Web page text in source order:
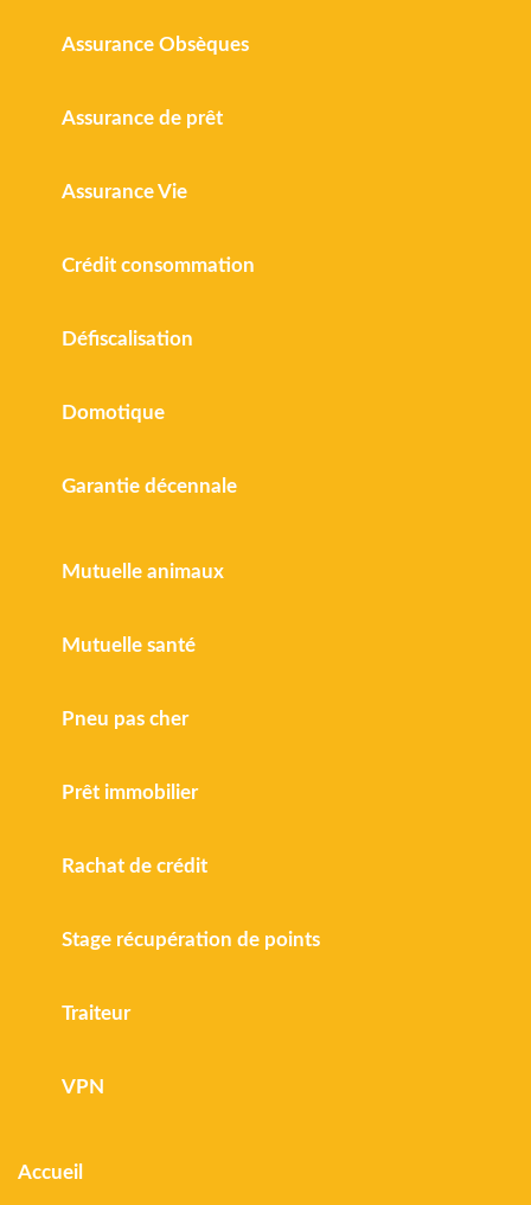
Assurance Obsèques
Assurance de prêt
Assurance Vie
Crédit consommation
Défiscalisation
Domotique
Garantie décennale
Mutuelle animaux
Mutuelle santé
Pneu pas cher
Prêt immobilier
Rachat de crédit
Stage récupération de points
Traiteur
VPN
Accueil